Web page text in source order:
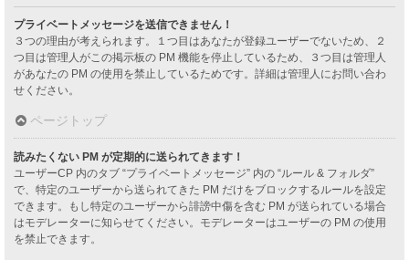
プライベートメッセージを送信できません！
３つの理由が考えられます。１つ目はあなたが登録ユーザーでないため、２
つ目は管理人がこの掲示板の PM 機能を停止しているため、３つ目は管理人
があなたの PM の使用を禁止しているためです。詳細は管理人にお問い合わ
せください。
ページトップ
読みたくない PM が定期的に送られてきます！
ユーザーCP 内のタブ “プライベートメッセージ” 内の “ルール & フォルダ”
で、特定のユーザーから送られてきた PM だけをブロックするルールを設定
できます。もし特定のユーザーから誹謗中傷を含む PM が送られている場合
はモデレーターに知らせてください。モデレーターはユーザーの PM の使用
を禁止できます。